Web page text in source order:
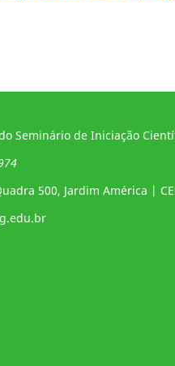
Seminário de Iniciação
500, Jardim América |